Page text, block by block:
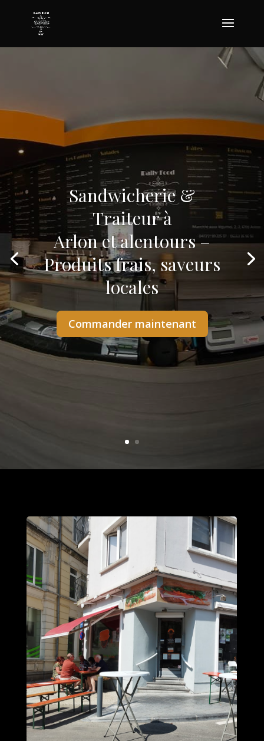
Sandwicherie &
Traiteur à
Arlon et alentours –
Produits frais, saveurs
locales
Commander maintenant